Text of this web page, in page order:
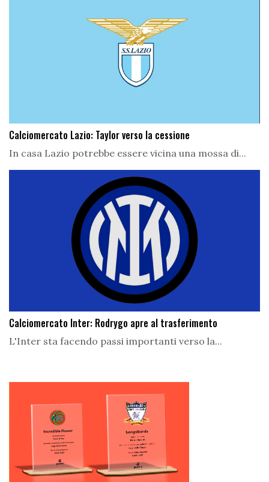
Calciomercato Lazio: Taylor verso la cessione
In casa Lazio potrebbe essere vicina una mossa di...
Calciomercato Inter: Rodrygo apre al trasferimento
L'Inter sta facendo passi importanti verso la...